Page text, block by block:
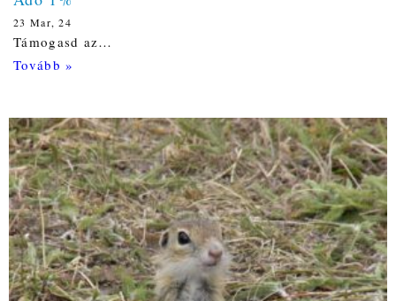
23 Mar, 24
Támogasd az…
Tovább »